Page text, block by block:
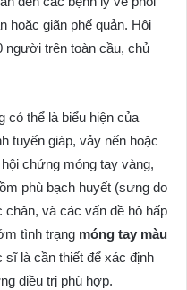
hoặc giãn phế quản. Hội
người trên toàn cầu, chủ
có thể là biểu hiện của
tuyến giáp, vảy nến hoặc
chứng móng tay vàng,
phù bạch huyết (sưng do
và các vấn đề hô hấp
tình trạng móng tay màu
sĩ là cần thiết để xác định
điều trị phù hợp.